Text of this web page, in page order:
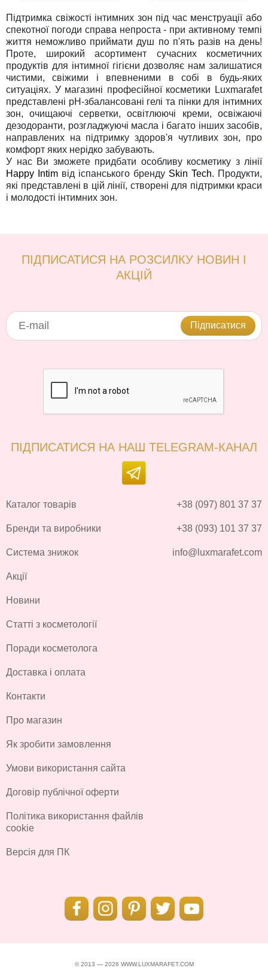
Підтримка свіжості інтимних зон під час менструації або
спекотної погоди справа непроста - при активному темпі
життя неможливо приймати душ по п'ять разів на день!
Проте, широкий асортимент сучасних косметичних
продуктів для інтимної гігієни дозволяє нам залишатися
чистими, свіжими і впевненими в собі в будь-яких
ситуаціях. У магазині професійної косметики Luxmarafet
представлені pH-збалансовані гелі та пінки для інтимних
зон, очищаючі серветки, освітлюючі креми, освіжаючі
дезодоранти, розгладжуючі масла і багато інших засобів,
направлених на підтримку здоров'я чутливих зон, про
комфорт яких нерідко забувають.
У нас Ви зможете придбати особливу косметику з лінії
Happy Intim від іспанського бренду Skin Tech. Продукти,
які представлені в цій лінії, створені для підтримки краси
і молодості інтимних зон.
ПІДПИСАТИСЯ НА РОЗСИЛКУ НОВИН І
АКЦІЙ
Підписатися
ПІДПИСАТИСЯ НА НАШ TELEGRAM-КАНАЛ
Каталог товарів
Бренди та виробники
Система знижок
Акції
Новини
Статті з косметології
Поради косметолога
Доставка і оплата
Контакти
Про магазин
Як зробити замовлення
Умови використання сайта
Договір публічної оферти
Політика використання файлів
cookie
Версія для ПК
+38 (097) 801 37 37
+38 (093) 101 37 37
info@luxmarafet.com
© 2013 — 2026 WWW.LUXMARAFET.COM